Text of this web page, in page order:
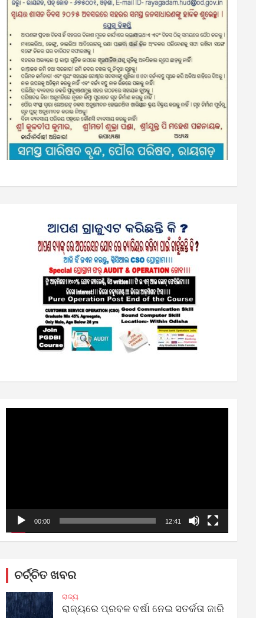
00:00 12:41
ଚର୍ଚ୍ଚିତ ଖବର
ରାଜ୍ୟ
ରାଜ୍ୟରେ ପ୍ରବଳ ବର୍ଷା ନେଇ ସତର୍କତା ଜାରି